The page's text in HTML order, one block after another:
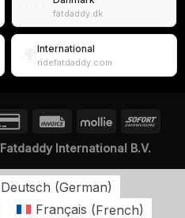
fatdaddy.dk
International
ridefatdaddy.com
Fatdaddy International B.V.
Deutsch (German)
Français (French)